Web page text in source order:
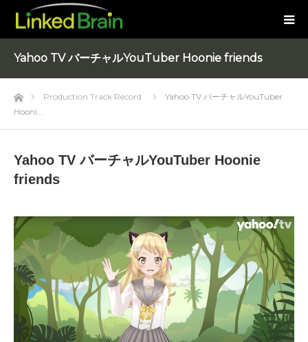
Yahoo TV バーチャルYouTuber Hoonie friends
HomeProduction Track Record
Yahoo TV バーチャルYouTuber
Hooni…
Yahoo TV バーチャルYouTuber Hoonie
friends